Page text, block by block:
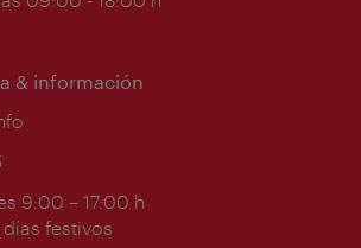
& información
9:00 – 17:00 h
festivos